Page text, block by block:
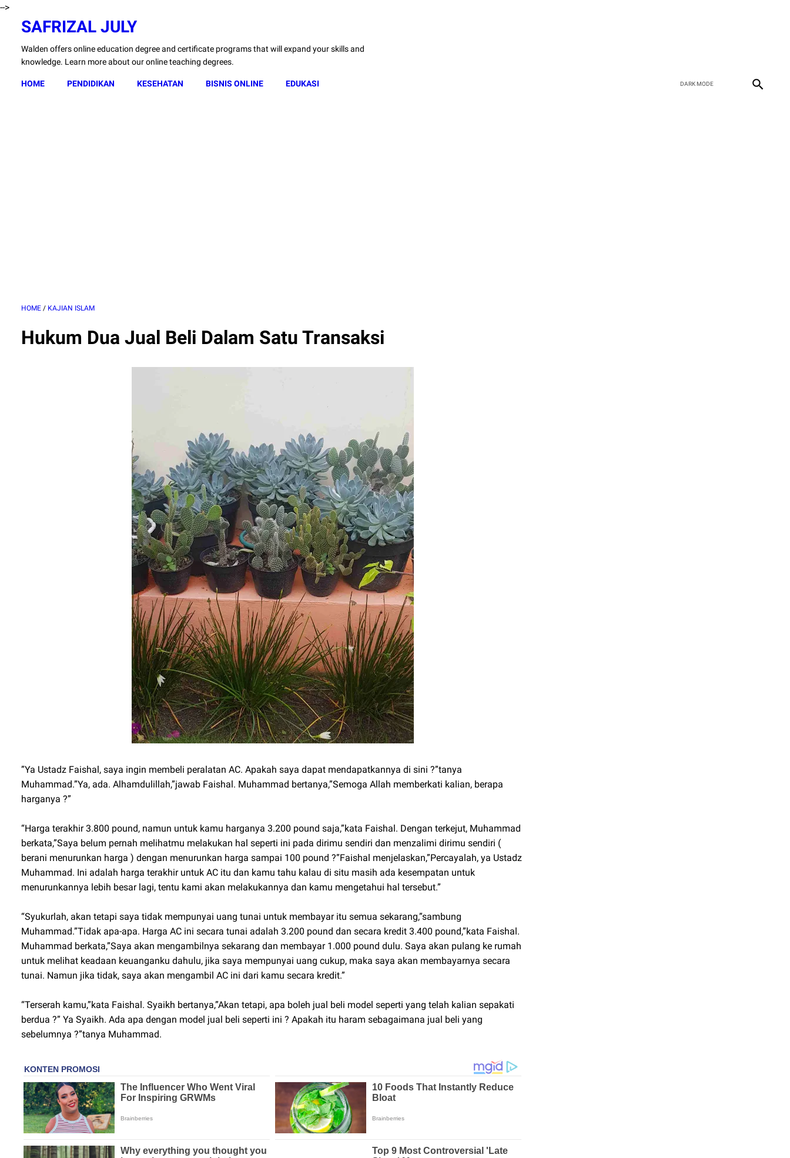
-->
SAFRIZAL JULY
Walden offers online education degree and certificate programs that will expand your skills and
knowledge. Learn more about our online teaching degrees.
HOME PENDIDIKAN KESEHATAN BISNIS ONLINE EDUKASI
HOME / KAJIAN ISLAM
Hukum Dua Jual Beli Dalam Satu Transaksi
”Ya Ustadz Faishal, saya ingin membeli peralatan AC. Apakah saya dapat mendapatkannya di sini ?”tanya
Muhammad.”Ya, ada. Alhamdulillah,”jawab Faishal. Muhammad bertanya,”Semoga Allah memberkati kalian, berapa
harganya ?”
“Harga terakhir 3.800 pound, namun untuk kamu harganya 3.200 pound saja,”kata Faishal. Dengan terkejut, Muhammad
berkata,”Saya belum pernah melihatmu melakukan hal seperti ini pada dirimu sendiri dan menzalimi dirimu sendiri (
berani menurunkan harga ) dengan menurunkan harga sampai 100 pound ?”Faishal menjelaskan,”Percayalah, ya Ustadz
Muhammad. Ini adalah harga terakhir untuk AC itu dan kamu tahu kalau di situ masih ada kesempatan untuk
menurunkannya lebih besar lagi, tentu kami akan melakukannya dan kamu mengetahui hal tersebut.”
“Syukurlah, akan tetapi saya tidak mempunyai uang tunai untuk membayar itu semua sekarang,”sambung
Muhammad.”Tidak apa-apa. Harga AC ini secara tunai adalah 3.200 pound dan secara kredit 3.400 pound,”kata Faishal.
Muhammad berkata,”Saya akan mengambilnya sekarang dan membayar 1.000 pound dulu. Saya akan pulang ke rumah
untuk melihat keadaan keuanganku dahulu, jika saya mempunyai uang cukup, maka saya akan membayarnya secara
tunai. Namun jika tidak, saya akan mengambil AC ini dari kamu secara kredit.”
“Terserah kamu,”kata Faishal. Syaikh bertanya,”Akan tetapi, apa boleh jual beli model seperti yang telah kalian sepakati
berdua ?” Ya Syaikh. Ada apa dengan model jual beli seperti ini ? Apakah itu haram sebagaimana jual beli yang
sebelumnya ?”tanya Muhammad.